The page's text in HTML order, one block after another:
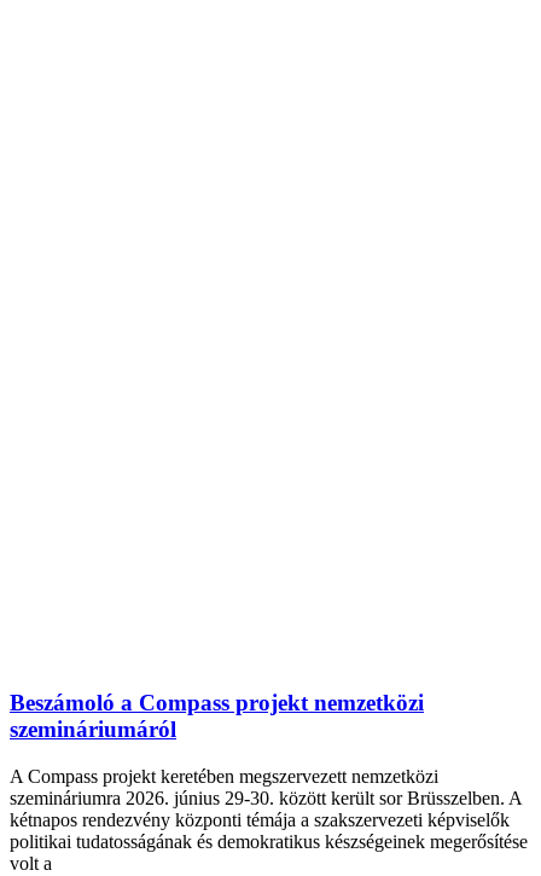
Beszámoló a Compass projekt nemzetközi
szemináriumáról
A Compass projekt keretében megszervezett nemzetközi
szemináriumra 2026. június 29-30. között került sor Brüsszelben. A
kétnapos rendezvény központi témája a szakszervezeti képviselők
politikai tudatosságának és demokratikus készségeinek megerősítése
volt a